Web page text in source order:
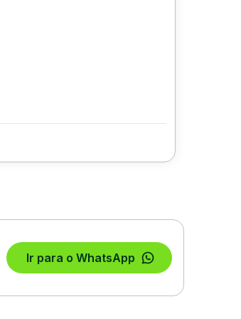
Ir para o WhatsApp